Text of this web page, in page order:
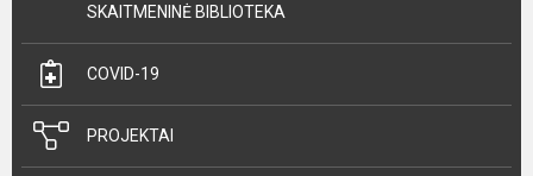
SKAITMENINĖ BIBLIOTEKA
COVID-19
PROJEKTAI